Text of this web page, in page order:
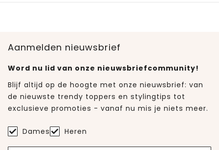
Aanmelden nieuwsbrief
Word nu lid van onze nieuwsbriefcommunity!
Blijf altijd op de hoogte met onze nieuwsbrief: van
de nieuwste trendy toppers en stylingtips tot
exclusieve promoties - vanaf nu mis je niets meer.
Dames Heren